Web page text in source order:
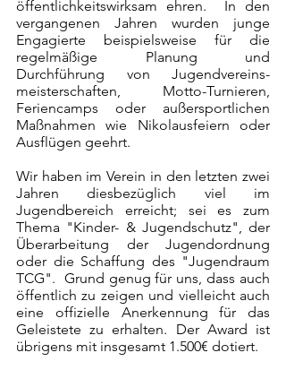
öffentlichkeitswirksam ehren.  In den
vergangenen Jahren wurden junge
Engagierte beispielsweise für die
regelmäßige Planung und
Durchführung von Jugendvereins-
meisterschaften, Motto-Turnieren,
Feriencamps oder außersportlichen
Maßnahmen wie Nikolausfeiern oder
Ausflügen geehrt.
Wir haben im Verein in den letzten zwei
Jahren diesbezüglich viel im
Jugendbereich erreicht; sei es zum
Thema "Kinder- & Jugendschutz", der
Überarbeitung der Jugendordnung
oder die Schaffung des "Jugendraum
TCG".  Grund genug für uns, dass auch
öffentlich zu zeigen und vielleicht auch
eine offizielle Anerkennung für das
Geleistete zu erhalten. Der Award ist
übrigens mit insgesamt 1.500€ dotiert.